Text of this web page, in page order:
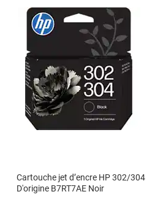
Cartouche jet d’encre HP 302/304
D'origine B7RT7AE Noir